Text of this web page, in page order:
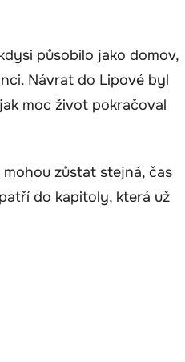
působilo jako domov,
Návrat do Lipové byl
moc život pokračoval
zůstat stejná, čas
do kapitoly, která už